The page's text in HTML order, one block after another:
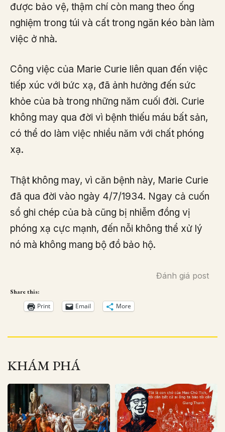
được bảo vệ, thậm chí còn mang theo ống
nghiệm trong túi và cất trong ngăn kéo bàn làm
việc ở nhà.
Công việc của Marie Curie liên quan đến việc
tiếp xúc với bức xạ, đã ảnh hưởng đến sức
khỏe của bà trong những năm cuối đời. Curie
không may qua đời vì bệnh thiếu máu bất sản,
có thể do làm việc nhiều năm với chất phóng
xạ.
Thật không may, vì căn bệnh này, Marie Curie
đã qua đời vào ngày 4/7/1934. Ngay cả cuốn
sổ ghi chép của bà cũng bị nhiễm đồng vị
phóng xạ cực mạnh, đến nỗi không thể xử lý
nó mà không mang bộ đồ bảo hộ.
Đánh giá post
Share this:
Print Email More
KHÁM PHÁ